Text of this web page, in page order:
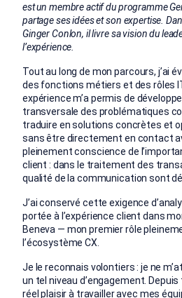
est un membre actif du programme
partage ses idées et son expertise.
Ginger Conlon, il livre sa vision du
l’expérience.
Tout au long de mon parcours, j’ai
des fonctions métiers et des rôles
expérience m’a permis de
transversale des problématiques
traduire en solutions concrètes et
sans être directement en contact
pleinement conscience de
client : dans le traitement des
qualité de la communication sont
J’ai conservé cette exigence
portée à l’expérience client dans
Beneva — mon premier rôle
l’écosystème CX.
Je le reconnais volontiers : je ne
un tel niveau d’engagement. Depuis
réel plaisir à travailler avec mes